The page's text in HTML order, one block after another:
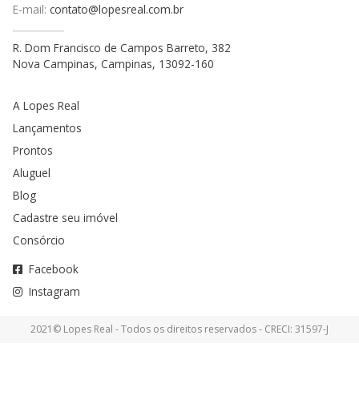
E-mail: contato@lopesreal.com.br
R. Dom Francisco de Campos Barreto, 382
Nova Campinas, Campinas, 13092-160
A Lopes Real
Lançamentos
Prontos
Aluguel
Blog
Cadastre seu imóvel
Consórcio
Facebook
Instagram
2021© Lopes Real - Todos os direitos reservados - CRECI: 31597-J